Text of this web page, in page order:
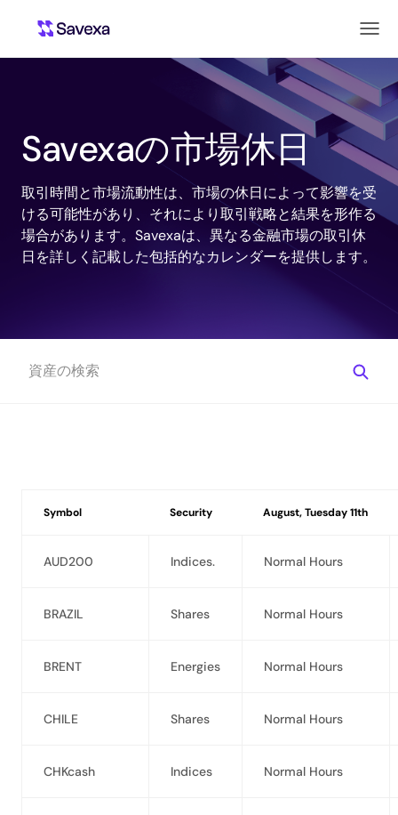
Savexaの市場休日
取引時間と市場流動性は、市場の休日によって影響を受
ける可能性があり、それにより取引戦略と結果を形作る
場合があります。Savexaは、異なる金融市場の取引休
日を詳しく記載した包括的なカレンダーを提供します。
Symbol Security August, Tuesday 11th
AUD200 Indices. Normal Hours
BRAZIL Shares Normal Hours
BRENT Energies Normal Hours
CHILE Shares Normal Hours
CHKcash Indices Normal Hours